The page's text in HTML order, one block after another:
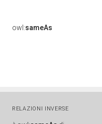
owl:sameAs
RELAZIONI INVERSE